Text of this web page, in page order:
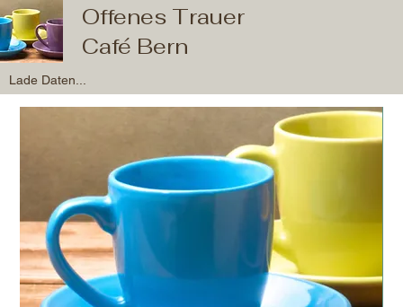
Lade Daten...
Offenes Trauer
Café Bern